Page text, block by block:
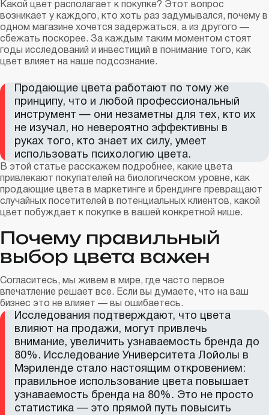
Какой цвет располагает к покупке? Этот вопрос
возникает у каждого, кто хоть раз задумывался, почему в
одном магазине хочется задержаться, а из другого —
сбежать поскорее. За каждым таким моментом стоят
годы исследований и инвестиций в понимание того, как
цвет влияет на наше подсознание.
Продающие цвета работают по тому же
принципу, что и любой профессиональный
инструмент — они незаметны для тех, кто их
не изучал, но невероятно эффективны в
руках того, кто знает их силу, умеет
использовать психологию цвета.
В этой статье расскажем подробнее, какие цвета
привлекают покупателей на биологическом уровне, как
продающие цвета в маркетинге и брендинге превращают
случайных посетителей в потенциальных клиентов, какой
цвет побуждает к покупке в вашей конкретной нише.
Почему правильный
выбор цвета важен
Согласитесь, мы живем в мире, где часто первое
впечатление решает все. Если вы думаете, что на ваш
бизнес это не влияет — вы ошибаетесь.
Исследования подтверждают, что цвета
влияют на продажи, могут привлечь
внимание, увеличить узнаваемость бренда до
80%. Исследование Университета Лойолы в
Мэриленде стало настоящим откровением:
правильное использование цвета повышает
узнаваемость бренда на 80%. Это не просто
статистика — это прямой путь повысить